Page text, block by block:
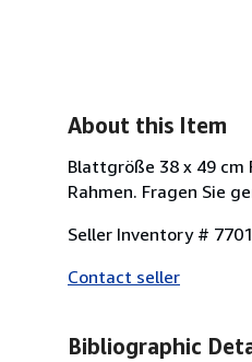
About this Item
Blattgröße 38 x 49
Rahmen. Fragen Sie
Seller Inventory #
Contact seller
Bibliographic